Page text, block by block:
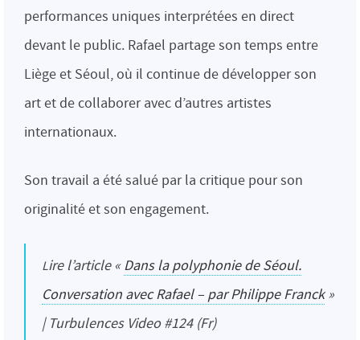
performances uniques interprétées en direct
devant le public. Rafael partage son temps entre
Liège et Séoul, où il continue de développer son
art et de collaborer avec d’autres artistes
internationaux.
Son travail a été salué par la critique pour son
originalité et son engagement.
Lire l’article «Dans la polyphonie de Séoul.
Conversation avec Rafael – par Philippe Franck»
| Turbulences Video #124 (Fr)